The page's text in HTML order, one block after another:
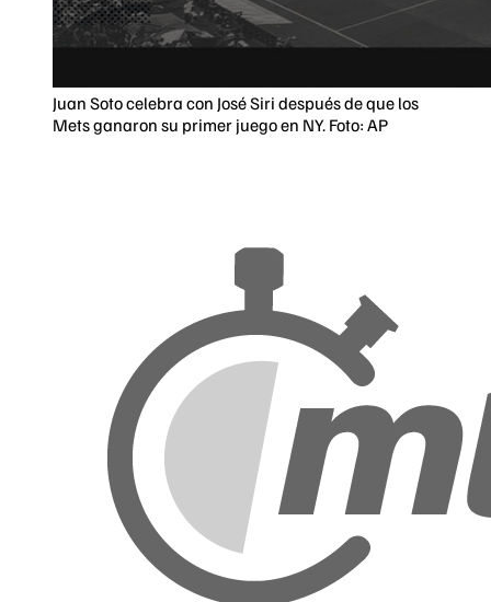
Juan Soto celebra con José Siri después de que los
Mets ganaron su primer juego en NY. Foto: AP